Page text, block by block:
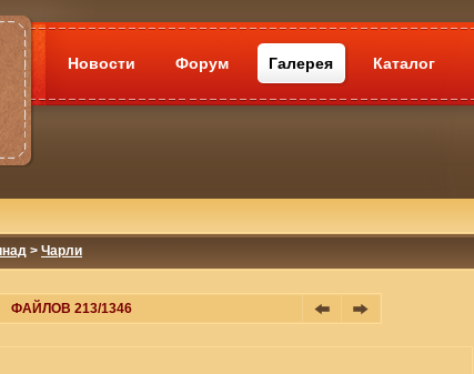
Новости Форум Галерея Каталог
> Чарли
ФАЙЛОВ 213/1346